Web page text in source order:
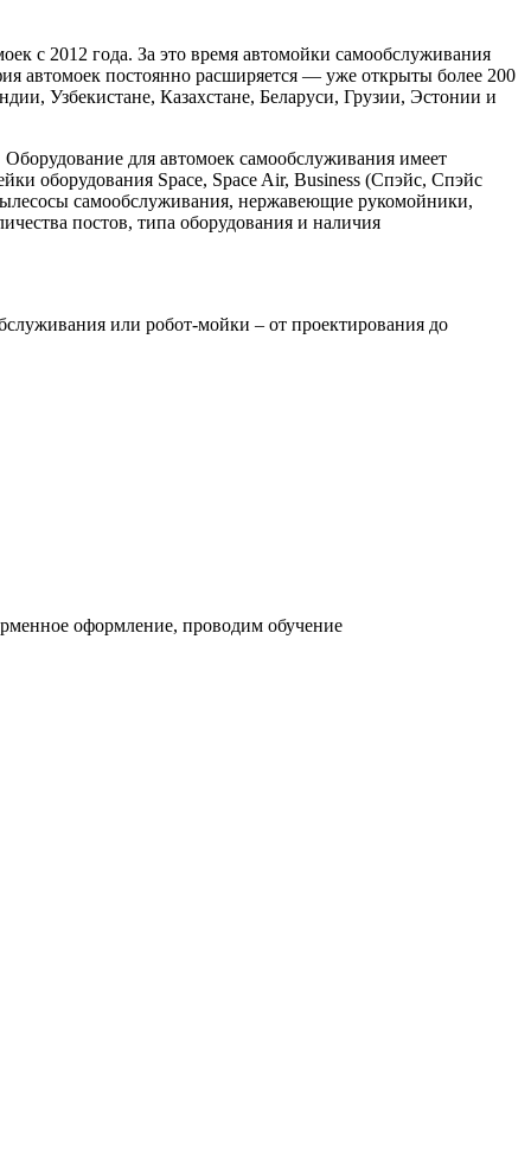
с 2012 года. За это время автомойки самообслуживания
автомоек постоянно расширяется — уже открыты более 200
Узбекистане, Казахстане, Беларуси, Грузии, Эстонии и
для автомоек самообслуживания имеет
оборудования Space, Space Air, Business (Спэйс, Спэйс
самообслуживания, нержавеющие рукомойники,
постов, типа оборудования и наличия
или робот-мойки – от проектирования до
оформление, проводим обучение